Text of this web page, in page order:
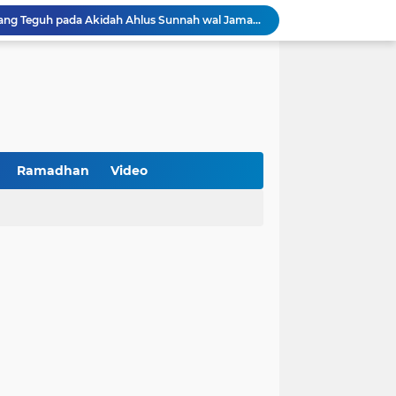
Khutbah Jumat: Berpegang Teguh pada Akidah Ahlus Sunnah wal Jamaah, Akidah Mayoritas Umat
Borong Prestasi, Satlantas Polres Sampang Dinobatkan Terbaik II Input Data Digital Semester 1/2026
Ramadhan Video